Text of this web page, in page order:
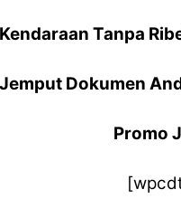
Tanpa
Dokumen
Promo